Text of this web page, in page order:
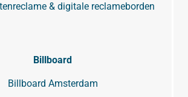
& digitale reclameborden
Billboard
Billboard Amsterdam